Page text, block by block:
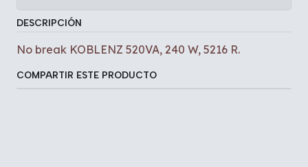
DESCRIPCIÓN
No break KOBLENZ 520VA, 240 W, 5216 R.
COMPARTIR ESTE PRODUCTO